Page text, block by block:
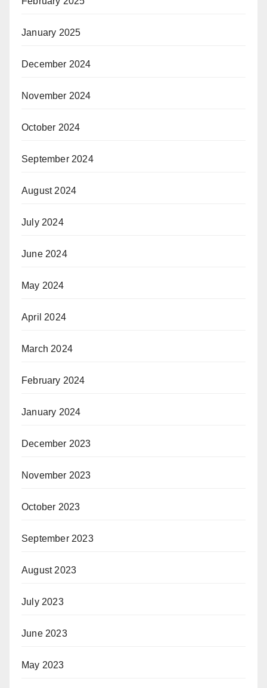
January 2025
December 2024
November 2024
October 2024
September 2024
August 2024
July 2024
June 2024
May 2024
April 2024
March 2024
February 2024
January 2024
December 2023
November 2023
October 2023
September 2023
August 2023
July 2023
June 2023
May 2023